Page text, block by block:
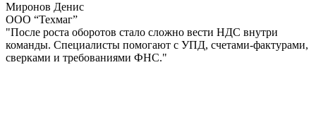
Миронов Денис
ООО “Техмаг”
"После роста оборотов стало сложно вести НДС внутри
команды. Специалисты помогают с УПД, счетами-фактурами,
сверками и требованиями ФНС."